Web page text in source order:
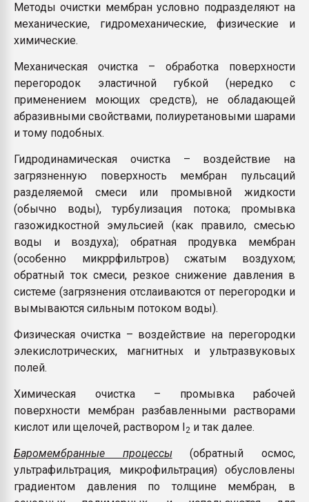
Методы очистки мембран условно подразделяют на
механические, гидромеханические, физические и
химические.
Механическая очистка – обработка поверхности
перегородок эластичной губкой (нередко с
применением моющих средств), не обладающей
абразивными свойствами, полиуретановыми шарами
и тому подобных.
Гидродинамическая очистка – воздействие на
загрязненную поверхность мембран пульсаций
разделяемой смеси или промывной жидкости
(обычно воды), турбулизация потока; промывка
газожидкостной эмульсией (как правило, смесью
воды и воздуха); обратная продувка мембран
(особенно микррфильтров) сжатым воздухом;
обратный ток смеси, резкое снижение давления в
системе (загрязнения отслаиваются от перегородки и
вымываются сильным потоком воды).
Физическая очистка – воздействие на перегородки
элекислотрических, магнитных и ультразвуковых
полей.
Химическая очистка – промывка рабочей
поверхности мембран разбавленными растворами
кислот или щелочей, раствором I2 и так далее.
Баромембранные процессы(обратный осмос,
ультрафильтрация, микрофильтрация) обусловлены
градиентом давления по толщине мембран, в